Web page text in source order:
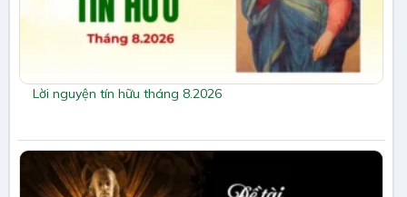
Lời nguyện tín hữu tháng 8.2026